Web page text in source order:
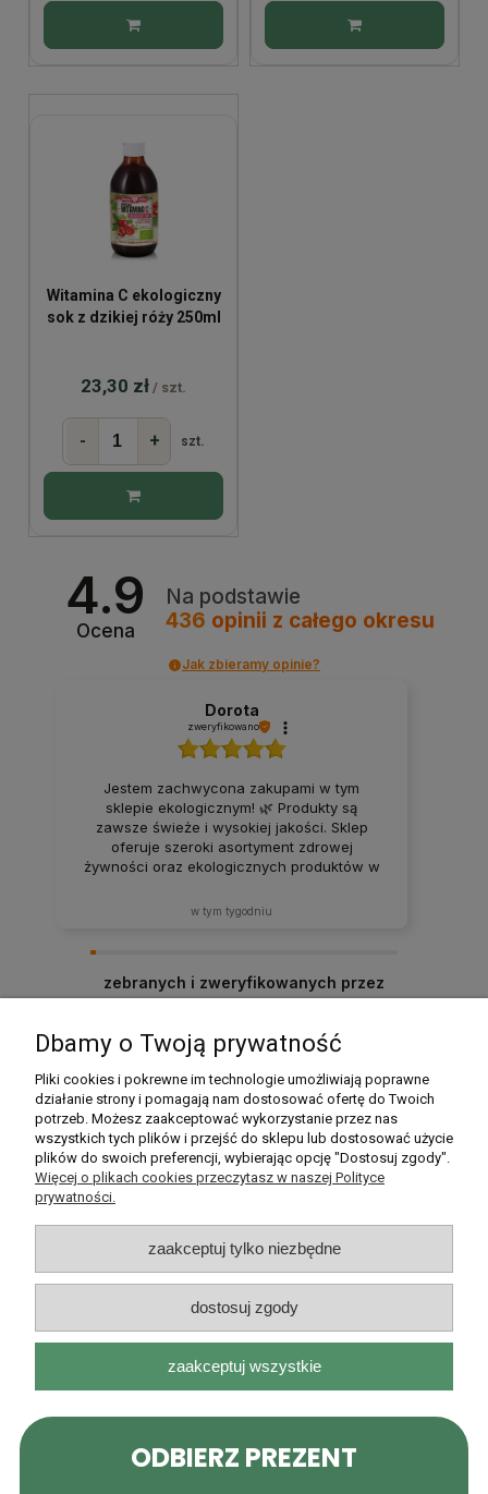
Witamina C ekologiczny
sok z dzikiej róży 250ml
23,30 zł / szt.
- + szt.
4.9
Ocena
Na podstawie
436 opinii z całego okresu
Jak zbieramy opinie?
Dorota
zweryfikowano
Jestem zachwycona zakupami w tym
sklepie ekologicznym! 🌿 Produkty są
zawsze świeże i wysokiej jakości. Sklep
oferuje szeroki asortyment zdrowej
żywności oraz ekologicznych produktów w
razem docierają w idealnym stanie. Zakupy
w tym tygodniu
zebranych i zweryfikowanych przez
Moje konto
Płatności i dostawa
Informacje
O nas
Rarytasy Dolnośląskie | ul. Olszewskiego 99, 51-638 Wrocław |
kontakt@rarytasydolnoslaskie.pl|537 71 71 71| NIP: 8982036706 |
pokaż pełną wersję strony
Dbamy o Twoją prywatność
Pliki cookies i pokrewne im technologie umożliwiają poprawne
działanie strony i pomagają nam dostosować ofertę do Twoich
potrzeb. Możesz zaakceptować wykorzystanie przez nas
wszystkich tych plików i przejść do sklepu lub dostosować użycie
plików do swoich preferencji, wybierając opcję "Dostosuj zgody".
Więcej o plikach cookies przeczytasz w naszej Polityce
prywatności.
zaakceptuj tylko niezbędne
dostosuj zgody
zaakceptuj wszystkie